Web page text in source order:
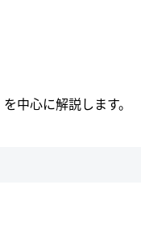
中心に解説します。